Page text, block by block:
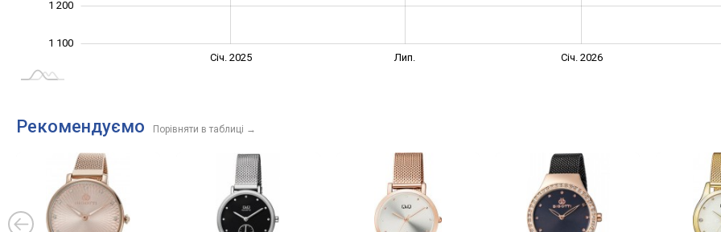
1 100
1 200
Січ. 2025 Лип. Січ. 2026
Рекомендуємо Порівняти в таблиці →